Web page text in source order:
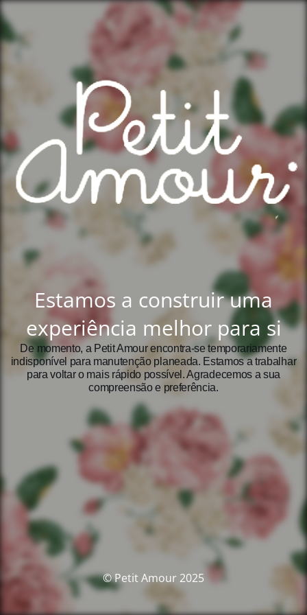
Estamos a construir uma
experiência melhor para si
De momento, a Petit Amour encontra‑se temporariamente
indisponível para manutenção planeada. Estamos a trabalhar
para voltar o mais rápido possível. Agradecemos a sua
compreensão e preferência.
© Petit Amour 2025